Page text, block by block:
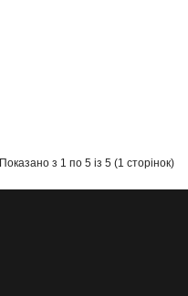
Показано з 1 по 5 із 5 (1 сторінок)